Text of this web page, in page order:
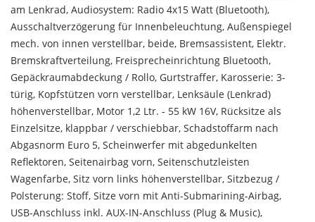
am Lenkrad, Audiosystem: Radio 4x15 Watt (Bluetooth),
Ausschaltverzögerung für Innenbeleuchtung, Außenspiegel
mech. von innen verstellbar, beide, Bremsassistent, Elektr.
Bremskraftverteilung, Freisprecheinrichtung Bluetooth,
Gepäckraumabdeckung / Rollo, Gurtstraffer, Karosserie: 3-
türig, Kopfstützen vorn verstellbar, Lenksäule (Lenkrad)
höhenverstellbar, Motor 1,2 Ltr. - 55 kW 16V, Rücksitze als
Einzelsitze, klappbar / verschiebbar, Schadstoffarm nach
Abgasnorm Euro 5, Scheinwerfer mit abgedunkelten
Reflektoren, Seitenairbag vorn, Seitenschutzleisten
Wagenfarbe, Sitz vorn links höhenverstellbar, Sitzbezug /
Polsterung: Stoff, Sitze vorn mit Anti-Submarining-Airbag,
USB-Anschluss inkl. AUX-IN-Anschluss (Plug & Music),